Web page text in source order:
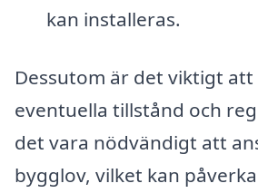
kan installeras.
Dessutom är det viktigt att
eventuella tillstånd och
det vara nödvändigt att
bygglov, vilket kan